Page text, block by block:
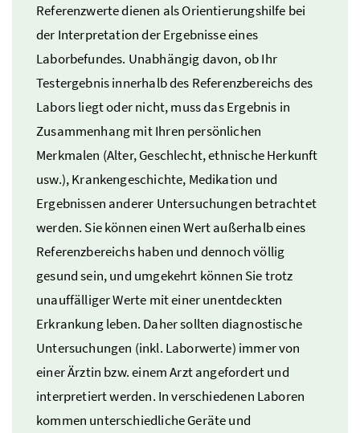
Referenzwerte dienen als Orientierungshilfe bei
der Interpretation der Ergebnisse eines
Laborbefundes. Unabhängig davon, ob Ihr
Testergebnis innerhalb des Referenzbereichs des
Labors liegt oder nicht, muss das Ergebnis in
Zusammenhang mit Ihren persönlichen
Merkmalen (Alter, Geschlecht, ethnische Herkunft
usw.), Krankengeschichte, Medikation und
Ergebnissen anderer Untersuchungen betrachtet
werden. Sie können einen Wert außerhalb eines
Referenzbereichs haben und dennoch völlig
gesund sein, und umgekehrt können Sie trotz
unauffälliger Werte mit einer unentdeckten
Erkrankung leben. Daher sollten diagnostische
Untersuchungen (inkl. Laborwerte) immer von
einer Ärztin bzw.einem Arzt angefordert und
interpretiert werden. In verschiedenen Laboren
kommen unterschiedliche Geräte und